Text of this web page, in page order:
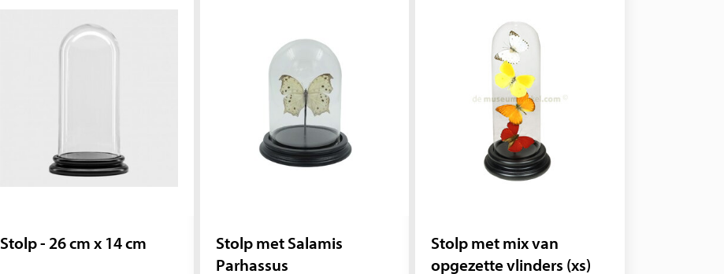
Stolp - 26 cm x 14 cm
Stolp met Salamis
Parhassus
Stolp met mix van
opgezette vlinders (xs)